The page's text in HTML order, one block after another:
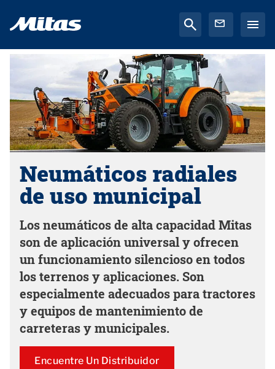
Neumáticos radiales
de uso municipal
Los neumáticos de alta capacidad Mitas
son de aplicación universal y ofrecen
un funcionamiento silencioso en todos
los terrenos y aplicaciones. Son
especialmente adecuados para tractores
y equipos de mantenimiento de
carreteras y municipales.
Encuentre Un Distribuidor